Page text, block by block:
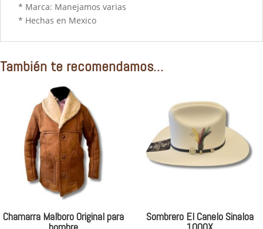
* Marca: Manejamos varias
* Hechas en Mexico
También te recomendamos…
Chamarra Malboro Original para Sombrero El Canelo Sinaloa